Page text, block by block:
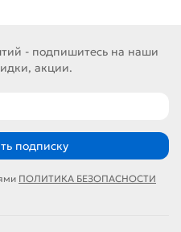
- подпишитесь на наши
акции.
подписку
ПОЛИТИКА БЕЗОПАСНОСТИ